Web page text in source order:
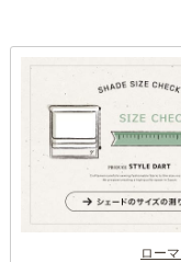
ロー